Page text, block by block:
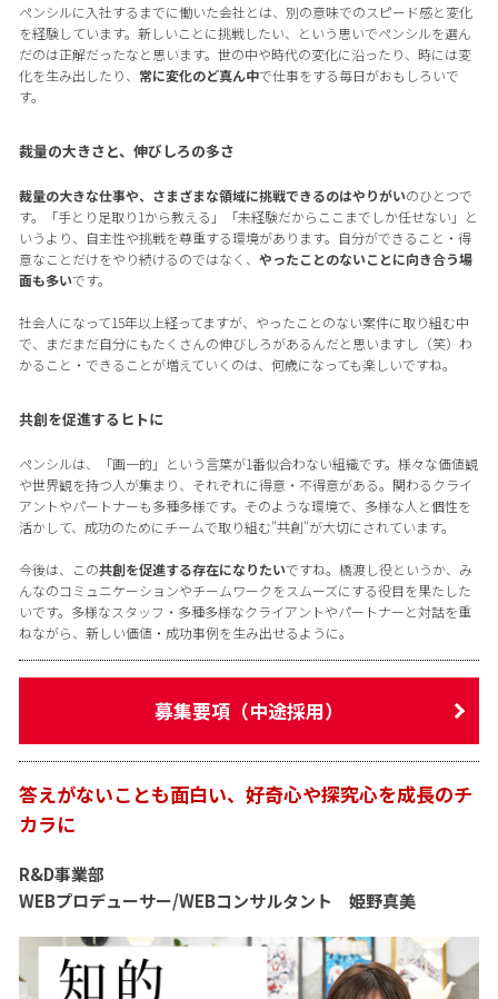
ペンシルに入社するまでに働いた会社とは、別の意味でのスピード感と変化
を経験しています。新しいことに挑戦したい、という思いでペンシルを選ん
だのは正解だったなと思います。世の中や時代の変化に沿ったり、時には変
化を生み出したり、 常に変化のど真ん中で仕事をする毎日がおもしろいで
す。
裁量の大きさと、伸びしろの多さ
裁量の大きな仕事や、さまざまな領域に挑戦できるのはやりがいのひとつで
す。「手とり足取り1から教える」「未経験だからここまでしか任せない」と
いうより、自主性や挑戦を尊重する環境があります。自分ができること・得
意なことだけをやり続けるのではなく、 やったことのないことに向き合う場
面も多いです。
社会人になって15年以上経ってますが、やったことのない案件に取り組む中
で、まだまだ自分にもたくさんの伸びしろがあるんだと思いますし（笑）わ
かること・できることが増えていくのは、何歳になっても楽しいですね。
共創を促進するヒトに
ペンシルは、「画一的」という言葉が1番似合わない組織です。様々な価値観
や世界観を持つ人が集まり、それぞれに得意・不得意がある。関わるクライ
アントやパートナーも多種多様です。そのような環境で、多様な人と個性を
活かして、成功のためにチームで取り組む"共創"が大切にされています。
今後は、この共創を促進する存在になりたいですね。橋渡し役というか、み
んなのコミュニケーションやチームワークをスムーズにする役目を果たした
いです。多様なスタッフ・多種多様なクライアントやパートナーと対話を重
ねながら、新しい価値・成功事例を生み出せるように。
募集要項（中途採用）
答えがないことも面白い、好奇心や探究心を成長のチ
カラに
R&D事業部
WEBプロデューサー/WEBコンサルタント 姫野真美